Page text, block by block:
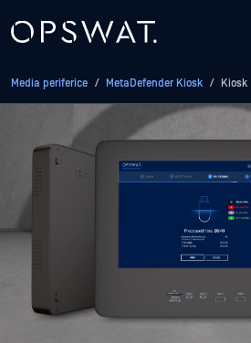
Media periferice / MetaDefender Kiosk / Kiosk